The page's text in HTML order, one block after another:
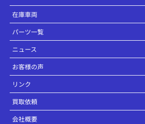
在庫車両
パーツ一覧
ニュース
お客様の声
リンク
買取依頼
会社概要